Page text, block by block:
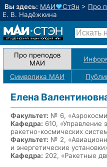
Вы здесь: МАИ♥СтЭн > Про
Е. В. Надёжкина
Про преподов
МАИ
Символика МАИ
Елена
Факультет: № 6,
Кафедра: 610, «Управление
ракетно-космических
Факультет: № 2,
и энергетические
Кафедра: 202, «Ракетные